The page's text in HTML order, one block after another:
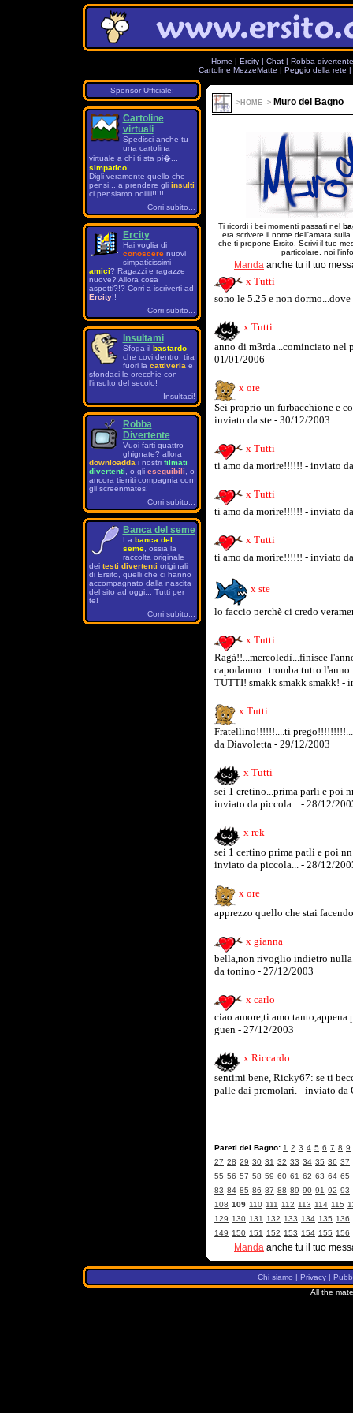
Home | Ercity | Chat | Robba
Cartoline MezzeMatte | Peggio della rete |
Sponsor Ufficiale:
Cartoline
virtuali
Spedisci anche tu
una cartolina
virtuale a chi ti sta pi�...
simpatico!
Digli veramente quello che
pensi... a prendere gli insulti
ci pensiamo noiiiii!!!!!
Corri subito...
Ercity
Hai voglia di
conoscerenuovi
simpaticissimi
amici? Ragazzi e ragazze
nuove? Allora cosa
aspetti?!? Corri a iscriverti ad
Ercity!!
Corri subito...
Insultami
Sfoga il bastardo
che covi dentro, tira
fuori la cattiveria e
sfondaci le orecchie con
l'insulto del secolo!
Insultaci!
Robba
Divertente
Vuoi farti quattro
ghignate? allora
downloadda i nostri filmati
divertenti , o gli eseguibili , o
ancora tieniti compagnia con
gli screenmates!
Corri subito...
Banca del seme
La banca del
seme, ossia la
raccolta originale
dei testi divertenti originali
di Ersito, quelli che ci hanno
accompagnato dalla nascita
del sito ad oggi... Tutti per
te!
Corri subito...
-> HOME -> Muro del Bagno
Ti ricordi i bei momenti passati nel
era scrivere il nome dell'amata sulla
che ti propone Ersito. Scrivi il tuo
particolare, noi
Manda anche tu il tuo
x Tutti
sono le 5.25 e non
x Tutti
anno di m3rda...cominciato nel
01/01/2006
x ore
Sei proprio un furbacchione e
inviato da ste - 30/12/2003
x Tutti
ti amo da morire!!!!!! - inviato
x Tutti
ti amo da morire!!!!!! - inviato
x Tutti
ti amo da morire!!!!!! - inviato
x ste
lo faccio perchè ci credo
x Tutti
Ragà!!...mercoledì...finisce
capodanno...tromba tutto
TUTTI! smakk smakk smakk! -
x Tutti
Fratellino!!!!!!....ti
da Diavoletta - 29/12/2003
x Tutti
sei 1 cretino...prima parli e poi
inviato da piccola... - 28/12/
x rek
sei 1 certino prima patli e poi
inviato da piccola... - 28/12/
x ore
apprezzo quello che stai
x gianna
bella,non rivoglio indietro
da tonino - 27/12/2003
x carlo
ciao amore,ti amo
guen - 27/12/2003
x Riccardo
sentimi bene, Ricky67: se ti
palle dai premolari. - inviato da
Pareti del Bagno: 1 2 3 4 5 6 7 8 9
27 28 29 30 31 32 33 34 35 36 37
55 56 57 58 59 60 61 62 63 64 65
83 84 85 86 87 88 89 90 91 92 93
108 109 110 111 112 113 114 115
129 130 131 132 133 134 135 136
149 150 151 152 153 154 155 156
Manda anche tu il tuo
Chi siamo | Privacy |
All the